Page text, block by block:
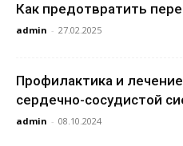
Как предотвратить
admin - 27.02.2025
Профилактика и
сердечно-сосудистой
admin - 08.10.2024